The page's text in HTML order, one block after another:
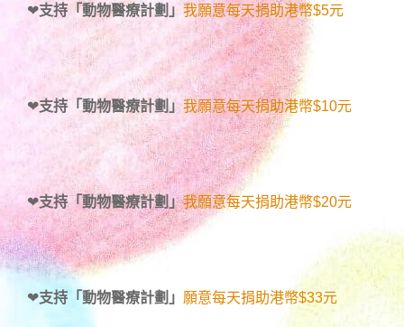
❤支持「動物醫療計劃」 我願意每天捐助港幣$5元
❤支持「動物醫療計劃」我願意每天捐助港幣$10元
❤支持「動物醫療計劃」我願意每天捐助港幣$20元
❤支持「動物醫療計劃」 願意每天捐助港幣$33元